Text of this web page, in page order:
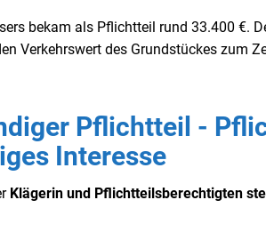
bekam als Pflichtteil rund 33.400 €.
Verkehrswert des Grundstückes zum
Pflichtteil -
Interesse
Klägerin und Pflichtteilsberechtigten